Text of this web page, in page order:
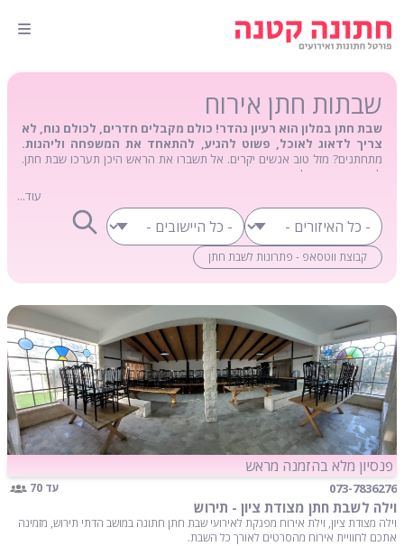
שבתות חתן אירוח
שבת חתן במלון הוא רעיון נהדר! כולם מקבלים חדרים, לכולם נוח, לא
צריך לדאוג לאוכל, פשוט להגיע, להתאחד את המשפחה וליהנות.
מתחתנים? מזל טוב אנשים יקרים. אל תשברו את הראש היכן תערכו שבת חתן.
לא תמיד פשוט למצוא מקום נוח, במיוחד כאשר מדובר בבית כנסת ואז צריך
לדאוג למקום לינה להרבה בני משפחה. שבת חתן במלון הוא רעיון נהדר! כולם
מקבלים חדרים, לכולם נוח, לא צריך לדאוג לאוכל, פשוט להגיע, להתאחד את
המשפחה ולהנות.
עוד...
קבוצת ווטסאפ - פתרונות לשבת חתן
פנסיון מלא בהזמנה מראש
073-7836276 עד 70
וילה לשבת חתן מצודת ציון - תירוש
וילה מצודת ציון, וילת אירוח מפנקת לאירועי שבת חתן חתונה במושב הדתי תירוש, מזמינה
אתכם לחוויית אירוח מהסרטים לאורך כל השבת.